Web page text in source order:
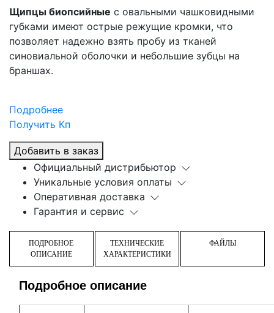
Щипцы биопсийные с овальными чашковидными
губками имеют острые режущие кромки, что
позволяет надежно взять пробу из тканей
синовиальной оболочки и небольшие зубцы на
браншах.
Подробнее
Получить Кп
Добавить в заказ
Официальный дистрибьютор
Уникальные условия оплаты
Оперативная доставка
Гарантия и сервис
ПОДРОБНОЕ
ОПИСАНИЕ
ТЕХНИЧЕСКИЕ
ХАРАКТЕРИСТИКИ
ФАЙЛЫ
Подробное описание